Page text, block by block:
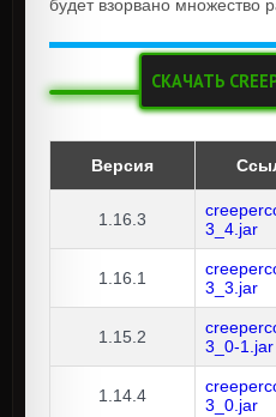
будет взорвано множество
СКАЧАТЬ
Версия
1.16.3
3_4.jar
1.16.1
3_3.jar
1.15.2
3_0-1.jar
1.14.4
3_0.jar